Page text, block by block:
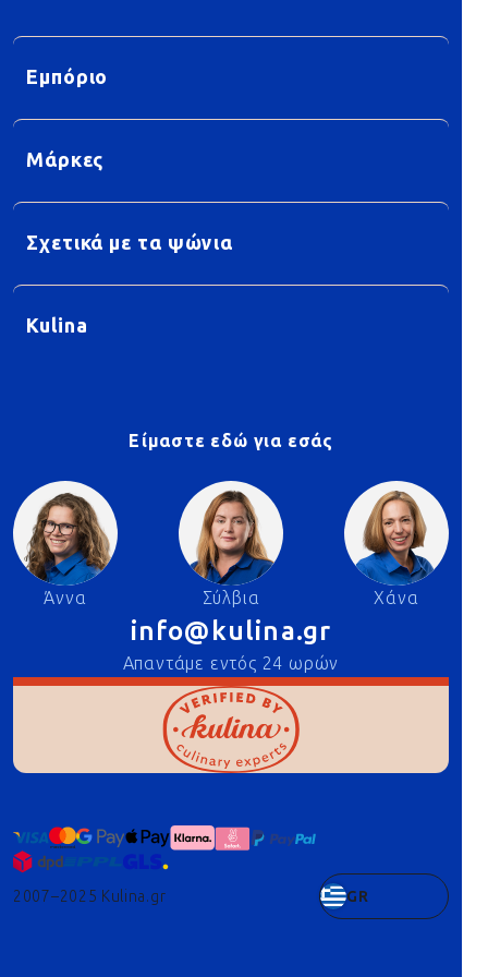
Εμπόριο
Μάρκες
Σχετικά με τα ψώνια
Kulina
Είμαστε εδώ για εσάς
Άννα Σύλβια Χάνα
info@kulina.gr
Απαντάμε εντός 24 ωρών
2007–2025 Kulina.gr GR